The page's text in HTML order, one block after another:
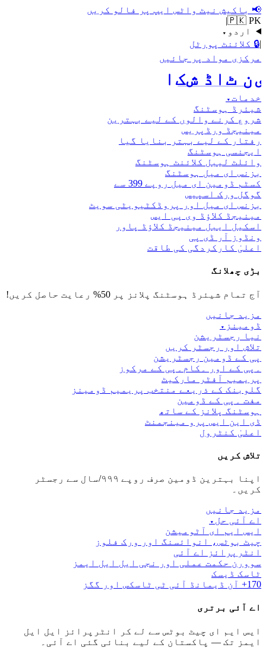
📢 باکیش نیٹ واٹس ایپ پر فالو کریں
🇵🇰 PK
|
اردو ▾
|
🔒 کلائنٹ پورٹل
مرکزی مواد پر جائیں
ڈاٹ نیٹ
خدمات▾
شیئرڈ ہوسٹنگ
شروع کرنے والوں کے لیے بہترین
مینیجڈ ورڈپریس
رفتار کے لیے بہتر بنایا گیا
ایجنسی ہوسٹنگ
وائلٹ لیبل کلائنٹ ہوسٹنگ
بزنس ای میل ہوسٹنگ
کسٹم ڈومین ای میل روپے 399 سے
گوگل ورک اسپیس
بزنس ای میل اور پروڈکٹیویٹی سویٹ
مینیجڈ کلاؤڈ وی پی ایس
اسکیل ایبل مینیجڈ کلاؤڈ پاور
ونڈوز آر ڈی پی
اعلیٰ کارکردگی کی طاقت
بڑی چھلانگ
آج تمام شیئرڈ ہوسٹنگ پلانز پر 50% رعایت حاصل کریں!
مزید جانیں
ڈومینز ▾
نیا رجسٹریشن
تلاش اور رجسٹر کریں
پی کے ڈومین رجسٹریشن
۔پی کے اور ۔کام۔پی کے مرکوز
پریمیم آفٹر مارکیٹ
گلوبنک کے ذریعے منتخب پریمیم ڈومینز
مفت ۔پی کے ڈومین
ہوسٹنگ پلانز کے ساتھ
ڈی این ایس پرو مینجمنٹ
اعلیٰ کنٹرول
تلاش کریں
اپنا بہترین ڈومین صرف روپے ۹۹۹/سال سے رجسٹر
کریں۔
مزید جانیں
اے آئی حل ▾
ایس ایم ای آٹومیشن
چیٹ بوٹس، انوائسنگ اور ورک فلوز
انٹرپرائز اے آئی
سوورن حکمت عملی اور نجی ایل ایل ایمز
ٹاسک ڈیسک
170+ آن ڈیمانڈ آئی ٹی ٹاسکس اور گگز
اے آئی برتری
ایس ایم ای چیٹ بوٹس سے لے کر انٹرپرائز ایل ایل
ایمز تک — پاکستان کے لیے بنائی گئی اے آئی۔